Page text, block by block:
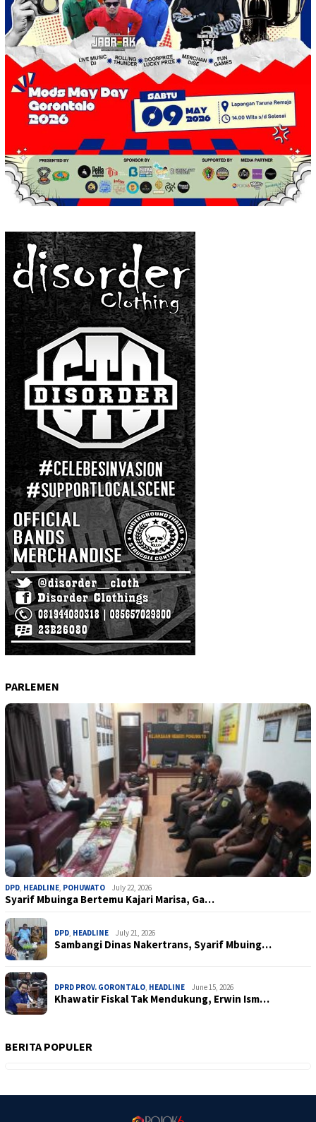
PARLEMEN
DPD, HEADLINE, POHUWATO July 22, 2026
Syarif Mbuinga Bertemu Kajari Marisa, Ga…
DPD, HEADLINE July 21, 2026
Sambangi Dinas Nakertrans, Syarif Mbuing…
DPRD PROV. GORONTALO, HEADLINE June 15, 2026
Khawatir Fiskal Tak Mendukung, Erwin Ism…
BERITA POPULER